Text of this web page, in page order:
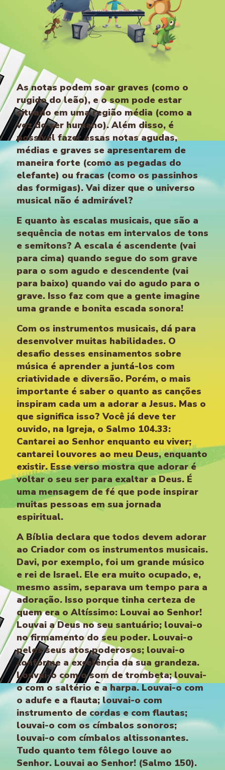
As notas podem soar graves (como o
rugido do leão), e o som pode estar
situado em uma região média (como a
voz do ser humano). Além disso, é
possível fazer essas notas agudas,
médias e graves se apresentarem de
maneira forte (como as pegadas do
elefante) ou fracas (como os passinhos
das formigas). Vai dizer que o universo
musical não é admirável?
E quanto às escalas musicais, que são a
sequência de notas em intervalos de tons
e semitons? A escala é ascendente (vai
para cima) quando segue do som grave
para o som agudo e descendente (vai
para baixo) quando vai do agudo para o
grave. Isso faz com que a gente imagine
uma grande e bonita escada sonora!
Com os instrumentos musicais, dá para
desenvolver muitas habilidades. O
desafio desses ensinamentos sobre
música é aprender a juntá-los com
criatividade e diversão. Porém, o mais
importante é saber o quanto as canções
inspiram cada um a adorar a Jesus. Mas o
que significa isso? Você já deve ter
ouvido, na Igreja, o Salmo 104.33:
Cantarei ao Senhor enquanto eu viver;
cantarei louvores ao meu Deus, enquanto
existir. Esse verso mostra que adorar é
voltar o seu ser para exaltar a Deus. É
uma mensagem de fé que pode inspirar
muitas pessoas em sua jornada
espiritual.
A Bíblia declara que todos devem adorar
ao Criador com os instrumentos musicais.
Davi, por exemplo, foi um grande músico
e rei de Israel. Ele era muito ocupado, e,
mesmo assim, separava um tempo para a
adoração. Isso porque tinha certeza de
quem era o Altíssimo: Louvai ao Senhor!
Louvai a Deus no seu santuário; louvai-o
no firmamento do seu poder. Louvai-o
pelos seus atos poderosos; louvai-o
conforme a excelência da sua grandeza.
Louvai-o com o som de trombeta; louvai-
o com o saltério e a harpa. Louvai-o com
o adufe e a flauta; louvai-o com
instrumento de cordas e com flautas;
louvai-o com os címbalos sonoros;
louvai-o com címbalos altissonantes.
Tudo quanto tem fôlego louve ao
Senhor. Louvai ao Senhor! (Salmo 150).